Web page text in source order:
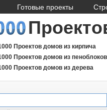
Готовые проекты
Проектов домов из кирпича
Проектов домов из пеноблоков
Проектов домов из дерева